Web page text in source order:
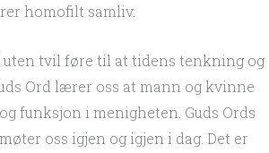
homofilt samliv.
uten tvil føre til at tidens tenkning og
Ord lærer oss at mann og kvinne
funksjon i menigheten. Guds Ords
oss igjen og igjen i dag. Det er